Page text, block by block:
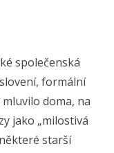
společenská
formální
doma, na
jako „milostivá
některé starší